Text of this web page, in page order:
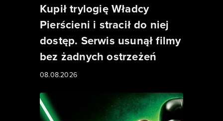
Kupił trylogię Władcy
Pierścieni i stracił do niej
dostęp. Serwis usunął filmy
bez żadnych ostrzeżeń
08.08.2026